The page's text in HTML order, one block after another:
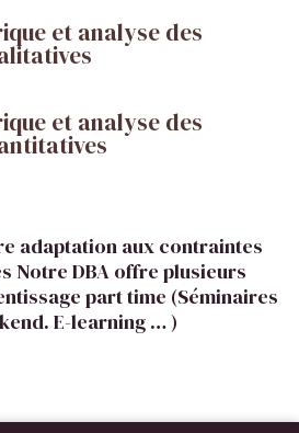
et analyse des
et analyse des
adaptation aux contraintes
Notre DBA offre plusieurs
part time (Séminaires
E-learning … )